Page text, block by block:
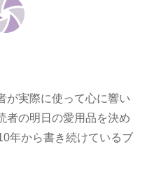
が実際に使って心に響い
者の明日の愛用品を決め
年から書き続けているブ